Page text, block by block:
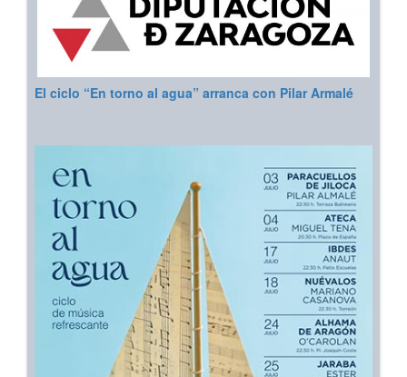
El ciclo “En torno al agua” arranca con Pilar Armalé